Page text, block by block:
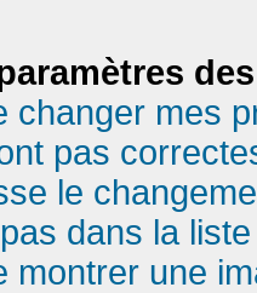
changer mes
pas
le
dans la
montrer une